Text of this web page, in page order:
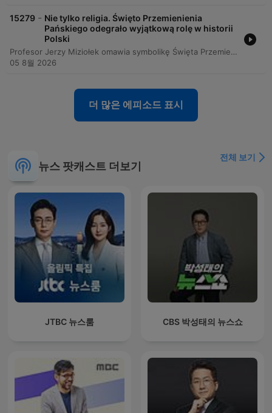
15279 - Nie tylko religia. Święto Przemienienia
Pańskiego odegrało wyjątkową rolę w historii
Polski
Profesor Jerzy Miziołek omawia symbolikę Święta Przemienienia Pańskiego w malarstwie oraz jego związek z historią Polski, szczególnie z fundacjami Jana III Sobieskiego. Rozważa on podwójny wymiar transfiguracji: jako przemianę losów politycznych kraju oraz jako duchowe przebóstwienie człowieka. Segment ten skupia się na ikonografii i teologicznej głębi święta, przywołując przykłady z polskiego i światowego dziedzictwa artystycznego. Rozmówca omawia symbolikę światła w dziełach Rafaela, Michała Anioła oraz Jerzego Nowosielskiego, łącząc te motywy z historię Polski.
05 8월 2026
더 많은 에피소드 표시
뉴스 팟캐스트 더보기
전체 보기
JTBC 뉴스룸 CBS 박성태의 뉴스쇼